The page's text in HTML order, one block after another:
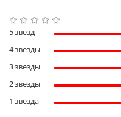
5 звезд
4 звезды
3 звезды
2 звезды
1 звезда